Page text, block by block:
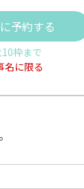
予約する
枠まで
に限る